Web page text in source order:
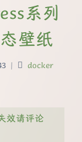
系列
壁纸
|
docker
效请评论